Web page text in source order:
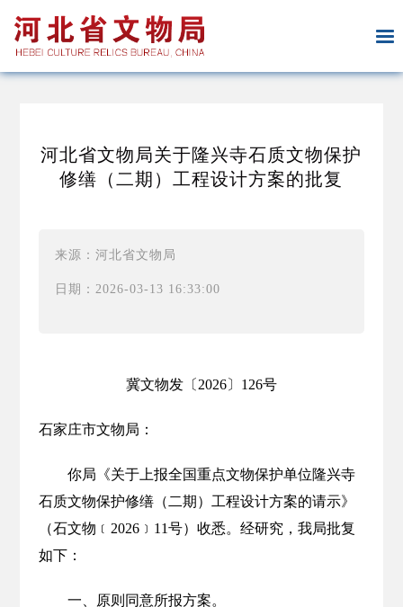
河北省文物局关于隆兴寺石质文物保护
修缮（二期）工程设计方案的批复
来源：河北省文物局
日期：2026-03-13 16:33:00
冀文物发〔2026〕126号
石家庄市文物局：
你局《关于上报全国重点文物保护单位隆兴寺
石质文物保护修缮（二期）工程设计方案的请示》
（石文物﹝2026﹞11号）收悉。经研究，我局批复
如下：
一、原则同意所报方案。